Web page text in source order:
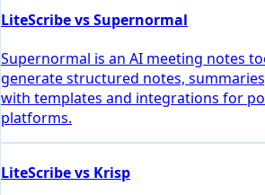
LiteScribe vs Supernormal
Supernormal is an AI meeting notes
generate structured notes,
with templates and integrations for
platforms.
LiteScribe vs Krisp